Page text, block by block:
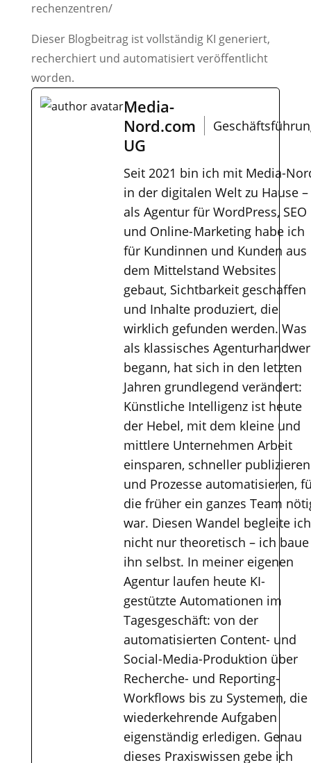
rechenzentren/
Dieser Blogbeitrag ist vollständig KI generiert,
recherchiert und automatisiert veröffentlicht
worden.
Media-
Nord.com
UG
Seit 2021 bin ich mit Media-
in der digitalen Welt zu Hause –
als Agentur für WordPress, SEO
und Online-Marketing habe ich
für Kundinnen und Kunden aus
dem Mittelstand Websites
gebaut, Sichtbarkeit geschaffen
und Inhalte produziert, die
wirklich gefunden werden. Was
als klassisches
begann, hat sich in den letzten
Jahren grundlegend verändert:
Künstliche Intelligenz ist heute
der Hebel, mit dem kleine und
mittlere Unternehmen Arbeit
einsparen, schneller publizieren
und Prozesse automatisieren,
die früher ein ganzes Team
war. Diesen Wandel begleite ich
nicht nur theoretisch – ich baue
ihn selbst. In meiner eigenen
Agentur laufen heute KI-
gestützte Automationen im
Tagesgeschäft: von der
automatisierten Content- und
Social-Media-Produktion über
Recherche- und Reporting-
Workflows bis zu Systemen, die
wiederkehrende Aufgaben
eigenständig erledigen. Genau
dieses Praxiswissen gebe ich